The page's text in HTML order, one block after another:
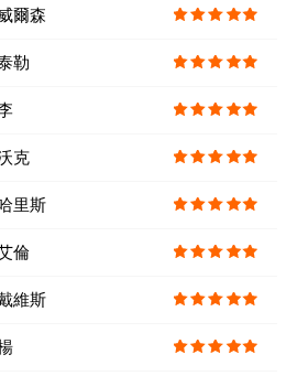
威爾森
勒
克
里斯
倫
維斯